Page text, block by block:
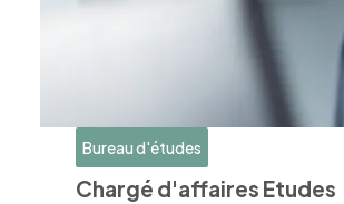
Bureau d'études
Chargé d'affaires Etudes